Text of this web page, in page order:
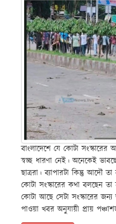
বাংলাদেশে যে কোটা
স্বচ্ছ ধারণা নেই। অনেকেই
ছাত্ররা। ব্যাপারটা কিন্তু আদৌ
কোটা সংস্কারের কথা বলছেন
কোটা আছে সেটা সংস্কারের
পাওয়া খবর অনুযায়ী প্রায়